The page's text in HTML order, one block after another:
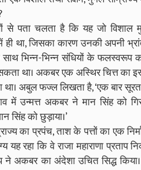
से पता चलता है कि यह जो विशाल
ही था, जिसका कारण उनकी अपनी
भिन्न-भिन्न संधियों के फलस्वरूप
था। अकबर एक अस्थिर चित्त का
अबुल फज्ल लिखता है, ‘एक बार
में उन्मत्त अकबर ने मान सिंह को
सिंह को छुड़ाया।’
का प्रपंच, ताश के पत्तों का एक
रहा कि वे राजा महाराणा प्रताप
ने अकबर का अंदेशा उचित सिद्ध